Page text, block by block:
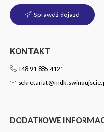
Sprawdź dojazd
KONTAKT
+48 91 885 4121
DODATKOWE